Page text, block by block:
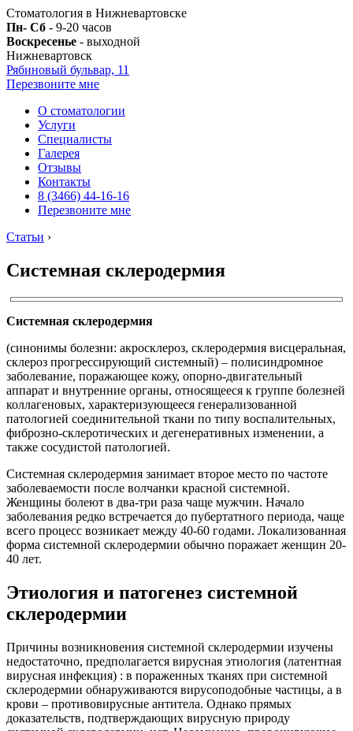
Стоматология в Нижневартовске
Пн- Сб - 9-20 часов
Воскресенье - выходной
Нижневартовск
Рябиновый бульвар, 11
Перезвоните мне
О стоматологии
Услуги
Специалисты
Галерея
Отзывы
Контакты
8 (3466) 44-16-16
Перезвоните мне
Статьи ›
Системная склеродермия
Системная склеродермия
(синонимы болезни: акросклероз, склеродермия висцеральная,
склероз прогрессирующий системный) – полисиндромное
заболевание, поражающее кожу, опорно-двигательный
аппарат и внутренние органы, относящееся к группе болезней
коллагеновых, характеризующееся генерализованной
патологией соединительной ткани по типу воспалительных,
фиброзно-склеротических и дегенеративных изменении, а
также сосудистой патологией.
Системная склеродермия занимает второе место по частоте
заболеваемости после волчанки красной системной.
Женщины болеют в два-три раза чаще мужчин. Начало
заболевания редко встречается до пубертатного периода, чаще
всего процесс возникает между 40-60 годами. Локализованная
форма системной склеродермии обычно поражает женщин 20-
40 лет.
Этиология и патогенез системной
склеродермии
Причины возникновения системной склеродермии изучены
недостаточно, предполагается вирусная этиология (латентная
вирусная инфекция) : в пораженных тканях при системной
склеродермии обнаруживаются вирусоподобные частицы, а в
крови – противовирусные антитела. Однако прямых
доказательств, подтверждающих вирусную природу